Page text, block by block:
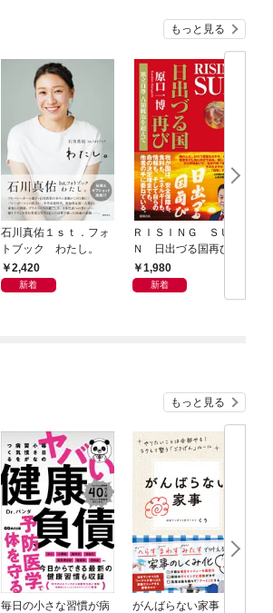
もっと見る
石川真佑１ｓｔ．フォ
トブック わたし。
2,420
新着
ＲＩＳＩＮＧ ＳＵ
Ｎ 日出づる国再び
独立自尊 占領統治を
超えて
1,980
新着
もっと見る
毎日の小さな習慣が病
がんばらない家事 や